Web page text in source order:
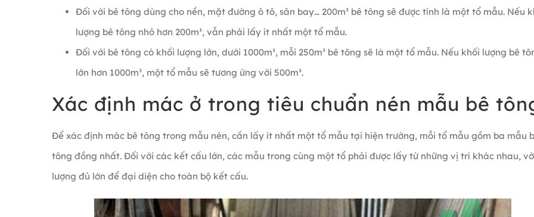
Đối với bê tông dùng cho nền, mặt đường ô tô, sân bay… 200m³ bê tông sẽ được tính là một tổ mẫu. Nếu
lượng bê tông nhỏ hơn 200m³, vẫn phải lấy ít nhất một tổ mẫu.
Đối với bê tông có khối lượng lớn, dưới 1000m³, mỗi 250m³ bê tông sẽ là một tổ mẫu. Nếu khối lượng bê
lớn hơn 1000m³, một tổ mẫu sẽ tương ứng với 500m³.
Xác định mác ở trong tiêu chuẩn nén mẫu bê
Để xác định mác bê tông trong mẫu nén, cần lấy ít nhất một tổ mẫu tại hiện trường, mỗi tổ mẫu gồm ba mẫu
tông đồng nhất. Đối với các kết cấu lớn, các mẫu trong cùng một tổ phải được lấy từ những vị trí khác nhau,
lượng đủ lớn để đại diện cho toàn bộ kết cấu.